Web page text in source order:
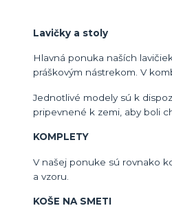
Lavičky a stoly
Hlavná ponuka naších
práškovým nástrekom. V
Jednotlivé modely sú k
pripevnené k zemi, aby boli
KOMPLETY
V našej ponuke sú rovnako
a vzoru.
KOŠE NA SMETI